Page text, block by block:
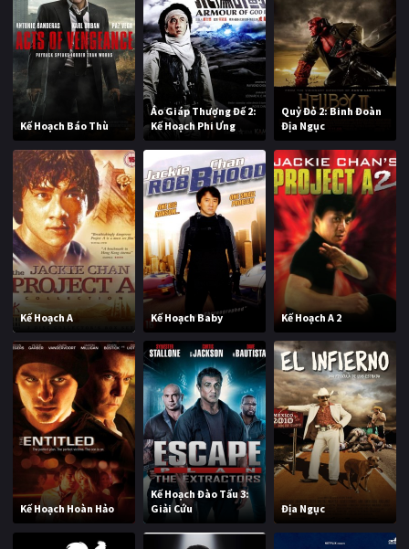
Kế Hoạch Báo Thù
Áo Giáp Thượng Đế 2:
Kế Hoạch Phi Ưng
Quỷ Đỏ 2: Binh Đoàn
Địa Ngục
Kế Hoạch A Kế Hoạch Baby Kế Hoạch A 2
Kế Hoạch Hoàn Hảo
Kế Hoạch Đào Tẩu 3:
Giải Cứu
Địa Ngục